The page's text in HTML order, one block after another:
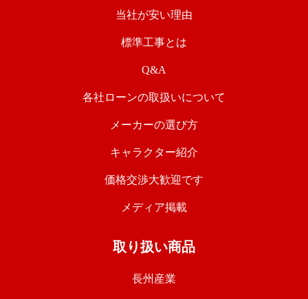
当社が安い理由
標準工事とは
Q&A
各社ローンの取扱いについて
メーカーの選び方
キャラクター紹介
価格交渉大歓迎です
メディア掲載
取り扱い商品
長州産業